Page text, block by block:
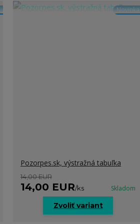
Novinka
Pozorpes.sk, výstražná tabuľka
14,00 EUR
14,00 EUR/ks Skladom
Zvoliť variant